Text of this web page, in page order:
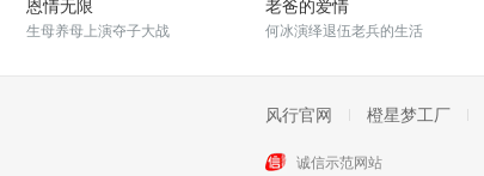
恩情无限
生母养母上演夺子大战
老爸的爱情
何冰演绎退伍老兵的生活
风行官网 橙星梦工厂
诚信示范网站